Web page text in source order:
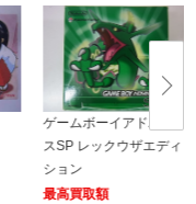
ゲームボーイアドバン
スSP レックウザエディ
ション
最高買取額